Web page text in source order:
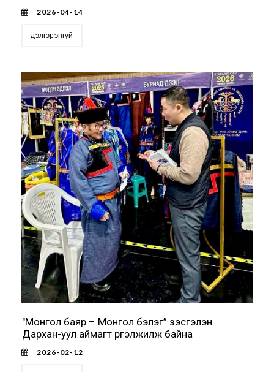
2026-04-14
дэлгэрэнгүй
"Монгол баяр – Монгол бэлэг” үзэсгэлэн
Дархан-уул аймагт үргэлжилж байна
2026-02-12